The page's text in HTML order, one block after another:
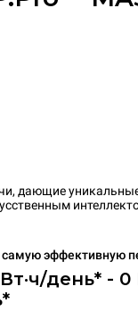
дающие
эффективную
день* - 0